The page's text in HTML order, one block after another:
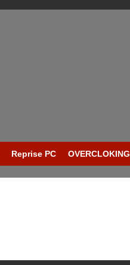
Reprise PC OVERCLOKING